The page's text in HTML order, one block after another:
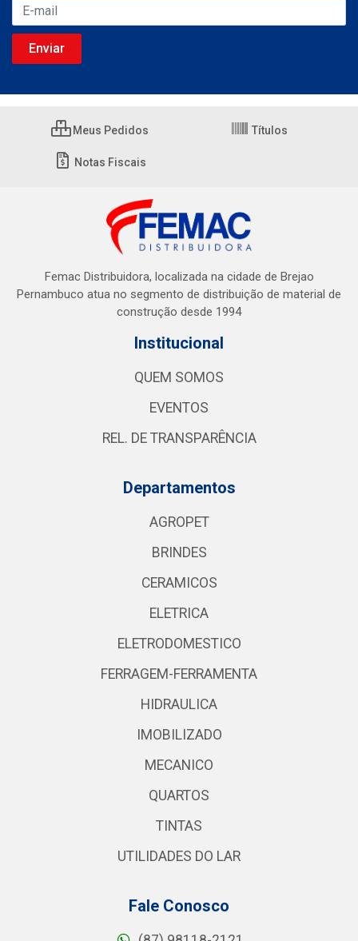
Meus Pedidos Títulos
Notas Fiscais
Femac Distribuidora, localizada na cidade de Brejao
Pernambuco atua no segmento de distribuição de material de
construção desde 1994
Institucional
QUEM SOMOS
EVENTOS
REL. DE TRANSPARÊNCIA
Departamentos
AGROPET
BRINDES
CERAMICOS
ELETRICA
ELETRODOMESTICO
FERRAGEM-FERRAMENTA
HIDRAULICA
IMOBILIZADO
MECANICO
QUARTOS
TINTAS
UTILIDADES DO LAR
Fale Conosco